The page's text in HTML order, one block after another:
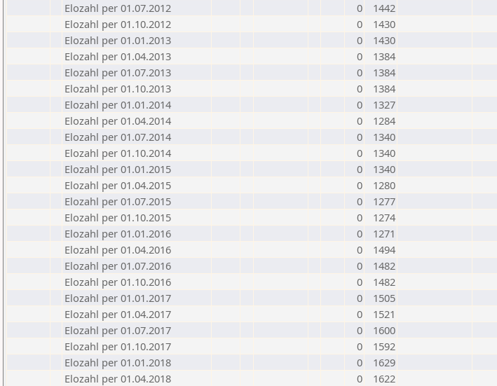
Elozahl per 01.07.2012
0
1442
Elozahl per 01.10.2012
0
1430
Elozahl per 01.01.2013
0
1430
Elozahl per 01.04.2013
0
1384
Elozahl per 01.07.2013
0
1384
Elozahl per 01.10.2013
0
1384
Elozahl per 01.01.2014
0
1327
Elozahl per 01.04.2014
0
1284
Elozahl per 01.07.2014
0
1340
Elozahl per 01.10.2014
0
1340
Elozahl per 01.01.2015
0
1340
Elozahl per 01.04.2015
0
1280
Elozahl per 01.07.2015
0
1277
Elozahl per 01.10.2015
0
1274
Elozahl per 01.01.2016
0
1271
Elozahl per 01.04.2016
0
1494
Elozahl per 01.07.2016
0
1482
Elozahl per 01.10.2016
0
1482
Elozahl per 01.01.2017
0
1505
Elozahl per 01.04.2017
0
1521
Elozahl per 01.07.2017
0
1600
Elozahl per 01.10.2017
0
1592
Elozahl per 01.01.2018
0
1629
Elozahl per 01.04.2018
0
1622